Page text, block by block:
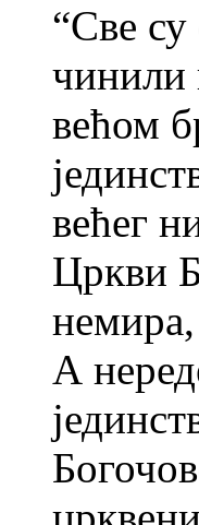
“Све
чинили
већом
већег
Цркви
немира,
А